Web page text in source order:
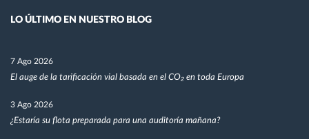
LO ÚLTIMO EN NUESTRO BLOG
7 Ago 2026
El auge de la tarificación vial basada en el CO₂ en toda Europa
3 Ago 2026
¿Estaría su flota preparada para una auditoría mañana?